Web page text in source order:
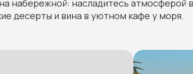
набережной: насладитесь атмосферой
десерты и вина в уютном кафе у моря.